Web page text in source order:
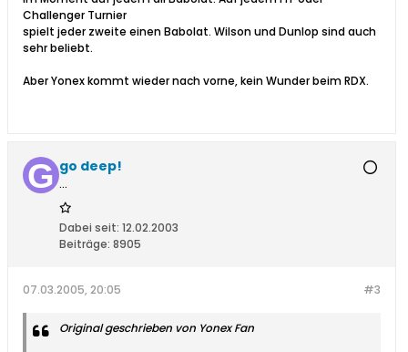
Challenger Turnier
spielt jeder zweite einen Babolat. Wilson und Dunlop sind auch
sehr beliebt.
Aber Yonex kommt wieder nach vorne, kein Wunder beim RDX.
go deep!
...
Dabei seit: 12.02.2003
Beiträge: 8905
#3
07.03.2005, 20:05
Original geschrieben von Yonex Fan